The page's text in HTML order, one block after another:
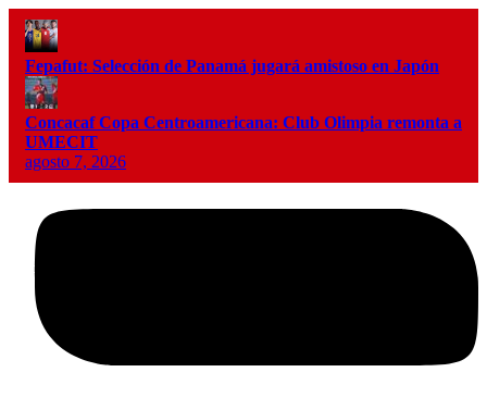
Fepafut: Selección de Panamá jugará amistoso en Japón
Concacaf Copa Centroamericana: Club Olimpia remonta a
UMECIT
agosto 7, 2026